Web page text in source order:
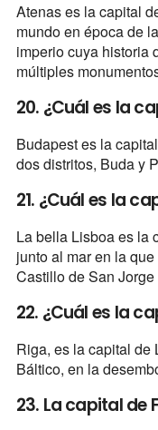
Atenas es la capital
mundo en época de
imperio cuya historia
múltiples
20. ¿Cuál es la
Budapest es la
dos distritos, Buda y
21. ¿Cuál es la
La bella Lisboa es la
junto al mar en la
Castillo de San
22. ¿Cuál es la
Riga, es la capital de
Báltico, en la
23. La capital de